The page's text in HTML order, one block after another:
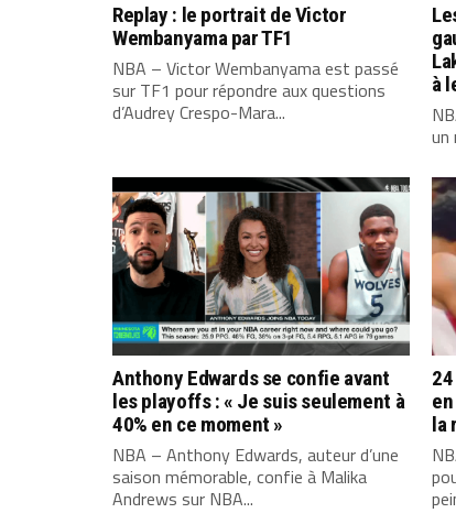
Replay : le portrait de Victor
Wembanyama par TF1
NBA – Victor Wembanyama est passé
sur TF1 pour répondre aux questions
d’Audrey Crespo-Mara...
à
un
Anthony Edwards se confie avant
les playoffs : « Je suis seulement à
40% en ce moment »
NBA – Anthony Edwards, auteur d’une
saison mémorable, confie à Malika
Andrews sur NBA...
la